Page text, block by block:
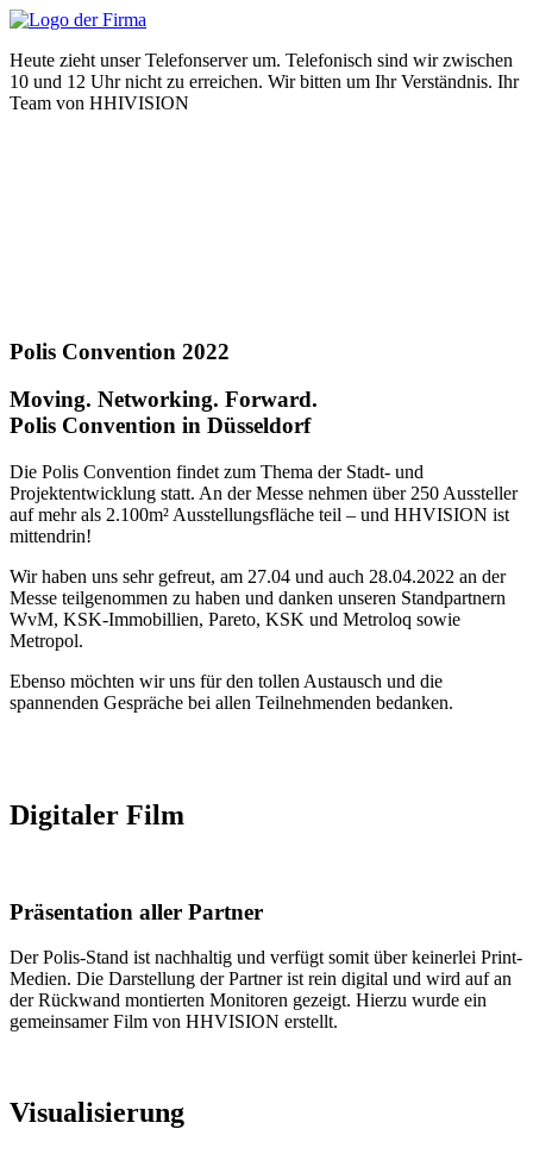
Zum
wechseln
Heute zieht unser Telefonserver um. Telefonisch sind wir zwischen
10 und 12 Uhr nicht zu erreichen. Wir bitten um Ihr Verständnis. Ihr
Team von HHIVISION
Polis Convention 2022
Moving. Networking. Forward.
Polis Convention in Düsseldorf
Die Polis Convention findet zum Thema der Stadt- und
Projektentwicklung statt. An der Messe nehmen über 250 Aussteller
auf mehr als 2.100m² Ausstellungsfläche teil – und HHVISION ist
mittendrin!
Wir haben uns sehr gefreut, am 27.04 und auch 28.04.2022 an der
Messe teilgenommen zu haben und danken unseren Standpartnern
WvM, KSK-Immobillien, Pareto, KSK und Metroloq sowie
Metropol.
Ebenso möchten wir uns für den tollen Austausch und die
spannenden Gespräche bei allen Teilnehmenden bedanken.
Digitaler Film
Präsentation aller Partner
Der Polis-Stand ist nachhaltig und verfügt somit über keinerlei Print-
Medien. Die Darstellung der Partner ist rein digital und wird auf an
der Rückwand montierten Monitoren gezeigt. Hierzu wurde ein
gemeinsamer Film von HHVISION erstellt.
Visualisierung